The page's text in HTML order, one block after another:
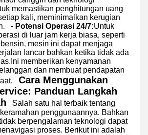
memastikan penghitungan uang
kali, meminimalkan kerugian
- Potensi Operasi 24/7:Untuk
di luar jam kerja biasa, seperti
mesin ini dapat menjaga
lancar bahkan ketika tidak ada
memberikan kenyamanan
dan membuat pendapatan
Cara Menggunakan
Panduan Langkah
Salah satu hal terbaik tentang
penggunaannya. Bahkan
berpengalaman teknologi dapat
proses. Berikut ini adalah